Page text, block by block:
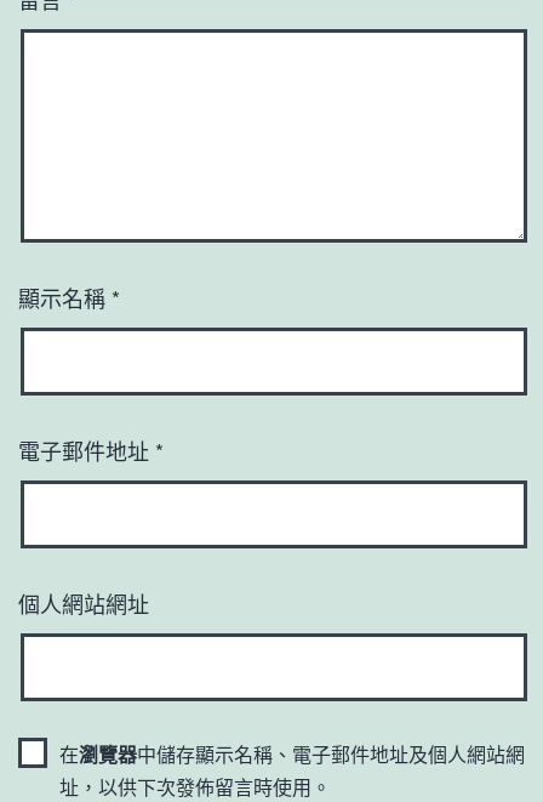
顯示名稱 *
電子郵件地址 *
個人網站網址
在瀏覽器中儲存顯示名稱、電子郵件地址及個人網站網
址，以供下次發佈留言時使用。